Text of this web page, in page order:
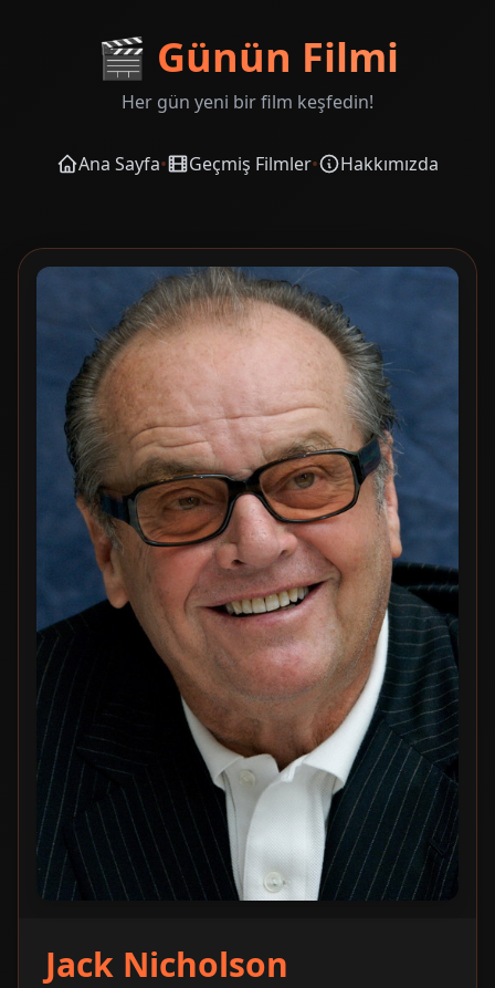
🎬 Günün Filmi
Her gün yeni bir film keşfedin!
Ana Sayfa• Geçmiş Filmler• Hakkımızda
Jack Nicholson